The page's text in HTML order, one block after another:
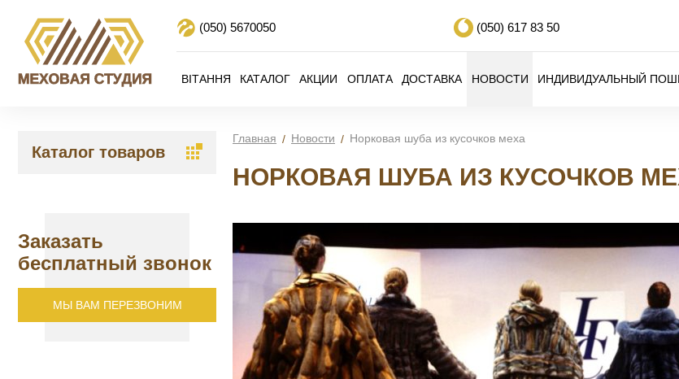
(050) 5670050 (050) 617 83 50
ВІТАННЯ КАТАЛОГ АКЦИИ ОПЛАТА ДОСТАВКА НОВОСТИ ИНДИВИДУАЛЬНЫЙ
Главная Новости Норковая шуба из кусочков меха
НОРКОВАЯ ШУБА ИЗ КУСОЧКОВ
Каталог товаров
Заказать
бесплатный звонок
МЫ ВАМ ПЕРЕЗВОНИМ